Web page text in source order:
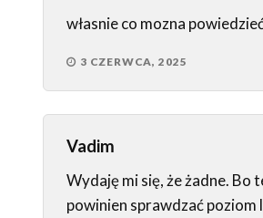
własnie co mozna
3 CZERWCA, 2025
Vadim
Wydaję mi się, że żadne. Bo
powinien sprawdzać poziom